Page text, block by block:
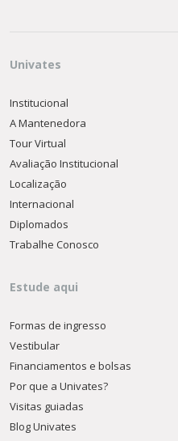
Univates
Institucional
A Mantenedora
Tour Virtual
Avaliação Institucional
Localização
Internacional
Diplomados
Trabalhe Conosco
Estude aqui
Formas de ingresso
Vestibular
Financiamentos e bolsas
Por que a Univates?
Visitas guiadas
Blog Univates